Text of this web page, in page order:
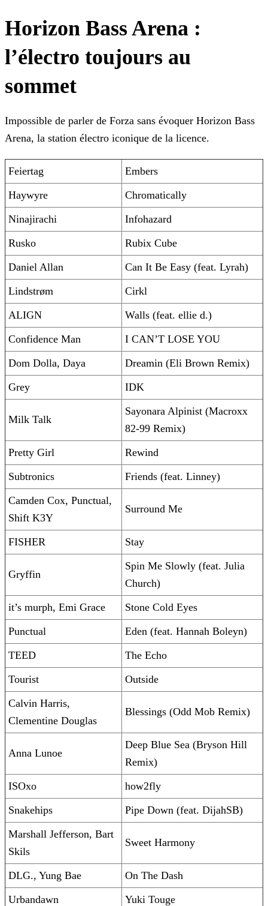
Horizon Bass Arena :
l’électro toujours au
sommet
Impossible de parler de Forza sans évoquer Horizon Bass
Arena, la station électro iconique de la licence.
Feiertag
Embers
Haywyre
Chromatically
Ninajirachi
Infohazard
Rusko
Rubix Cube
Daniel Allan
Can It Be Easy (feat. Lyrah)
Lindstrøm
Cirkl
ALIGN
Walls (feat. ellie d.)
Confidence Man
I CAN’T LOSE YOU
Dom Dolla, Daya
Dreamin (Eli Brown Remix)
Grey
IDK
Milk Talk
Sayonara Alpinist (Macroxx
82-99 Remix)
Pretty Girl
Rewind
Subtronics
Friends (feat. Linney)
Camden Cox, Punctual,
Shift K3Y
Surround Me
FISHER Stay
Gryffin
Spin Me Slowly (feat. Julia
Church)
it’s murph, Emi Grace
Stone Cold Eyes
Punctual
Eden (feat. Hannah Boleyn)
TEED
The Echo
Tourist
Outside
Calvin Harris,
Clementine Douglas
Blessings (Odd Mob Remix)
Anna Lunoe
Deep Blue Sea (Bryson Hill
Remix)
ISOxo
how2fly
Snakehips
Pipe Down (feat. DijahSB)
Marshall Jefferson, Bart
Skils
Sweet Harmony
DLG., Yung Bae
On The Dash
Urbandawn
Yuki Touge